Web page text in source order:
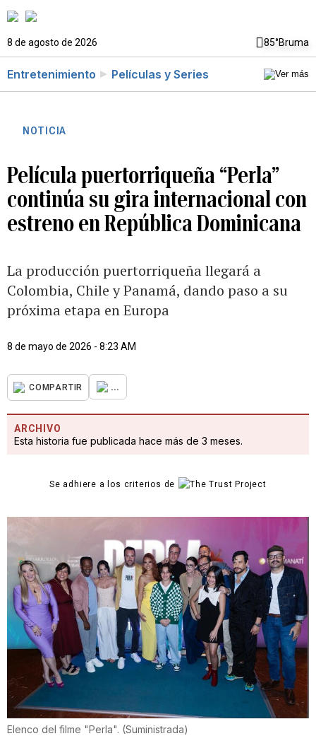
8 de agosto de 2026 85°Bruma
Entretenimiento Películas y Series
NOTICIA
Película puertorriqueña “Perla”
continúa su gira internacional con
estreno en República Dominicana
La producción puertorriqueña llegará a
Colombia, Chile y Panamá, dando paso a su
próxima etapa en Europa
8 de mayo de 2026 - 8:23 AM
COMPARTIR ...
ARCHIVO
Esta historia fue publicada hace más de 3 meses.
Se adhiere a los criterios de
Elenco del filme "Perla". (Suministrada)